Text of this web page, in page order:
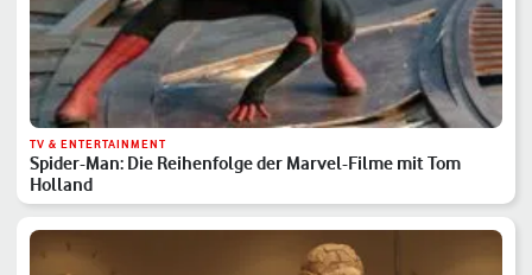
TV & ENTERTAINMENT
Spider-Man: Die Reihenfolge der Marvel-Filme mit Tom
Holland